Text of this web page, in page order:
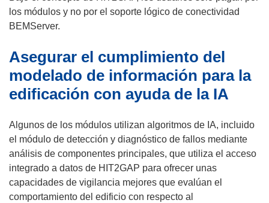
los módulos y no por el soporte lógico de conectividad
BEMServer.
Asegurar el cumplimiento del
modelado de información para la
edificación con ayuda de la IA
Algunos de los módulos utilizan algoritmos de IA, incluido
el módulo de detección y diagnóstico de fallos mediante
análisis de componentes principales, que utiliza el acceso
integrado a datos de HIT2GAP para ofrecer unas
capacidades de vigilancia mejores que evalúan el
comportamiento del edificio con respecto al